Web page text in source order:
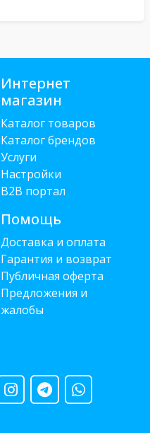
Интернет
магазин
Каталог товаров
Каталог брендов
Услуги
Настройки
B2B портал
Помощь
Доставка и оплата
Гарантия и возврат
Публичная оферта
Предложения и
жалобы